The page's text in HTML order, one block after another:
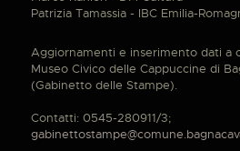
Patrizia Tamassia - IBC Emilia-
Aggiornamenti e inserimento dati a
Museo Civico delle Cappuccine di
(Gabinetto delle Stampe).
Contatti: 0545-280911/3;